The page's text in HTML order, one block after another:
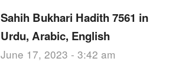
Sahih Bukhari Hadith 7561 in
Urdu, Arabic, English
June 17, 2023 - 3:42 am